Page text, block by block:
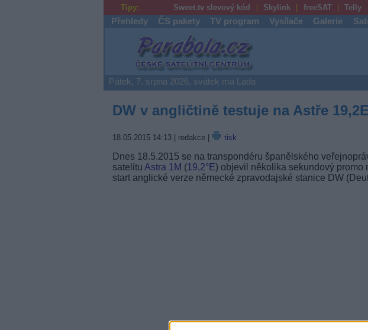
Tipy: Sweet.tv slevový kód Skylink freeSAT Telly
Přehledy ČS pakety TV program Vysílače Galerie
Parabola.cz
Pátek, 7. srpna 2026, svátek má Lada
DW v angličtině testuje na Astře 19,2E
18.05.2015 14:13| redakce | tisk
Dnes 18.5.2015 se na transpondéru španělského
satelitu Astra 1M (19,2°E) objevil několika sekundový promo
start anglické verze německé zpravodajské stanice DW